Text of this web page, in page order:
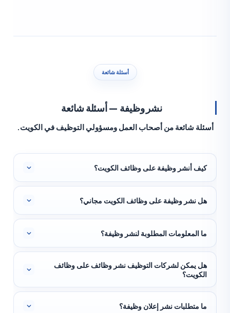
أسئلة شائعة
نشر وظيفة — أسئلة شائعة
شائعة من أصحاب العمل ومسؤولي التوظيف في الكويت.
أنشر وظيفة على وظائف الكويت؟
نشر وظيفة على وظائف الكويت مجاني؟
المعلومات المطلوبة لنشر وظيفة؟
يمكن لشركات التوظيف نشر وظائف على وظائف
متطلبات نشر إعلان وظيفة؟